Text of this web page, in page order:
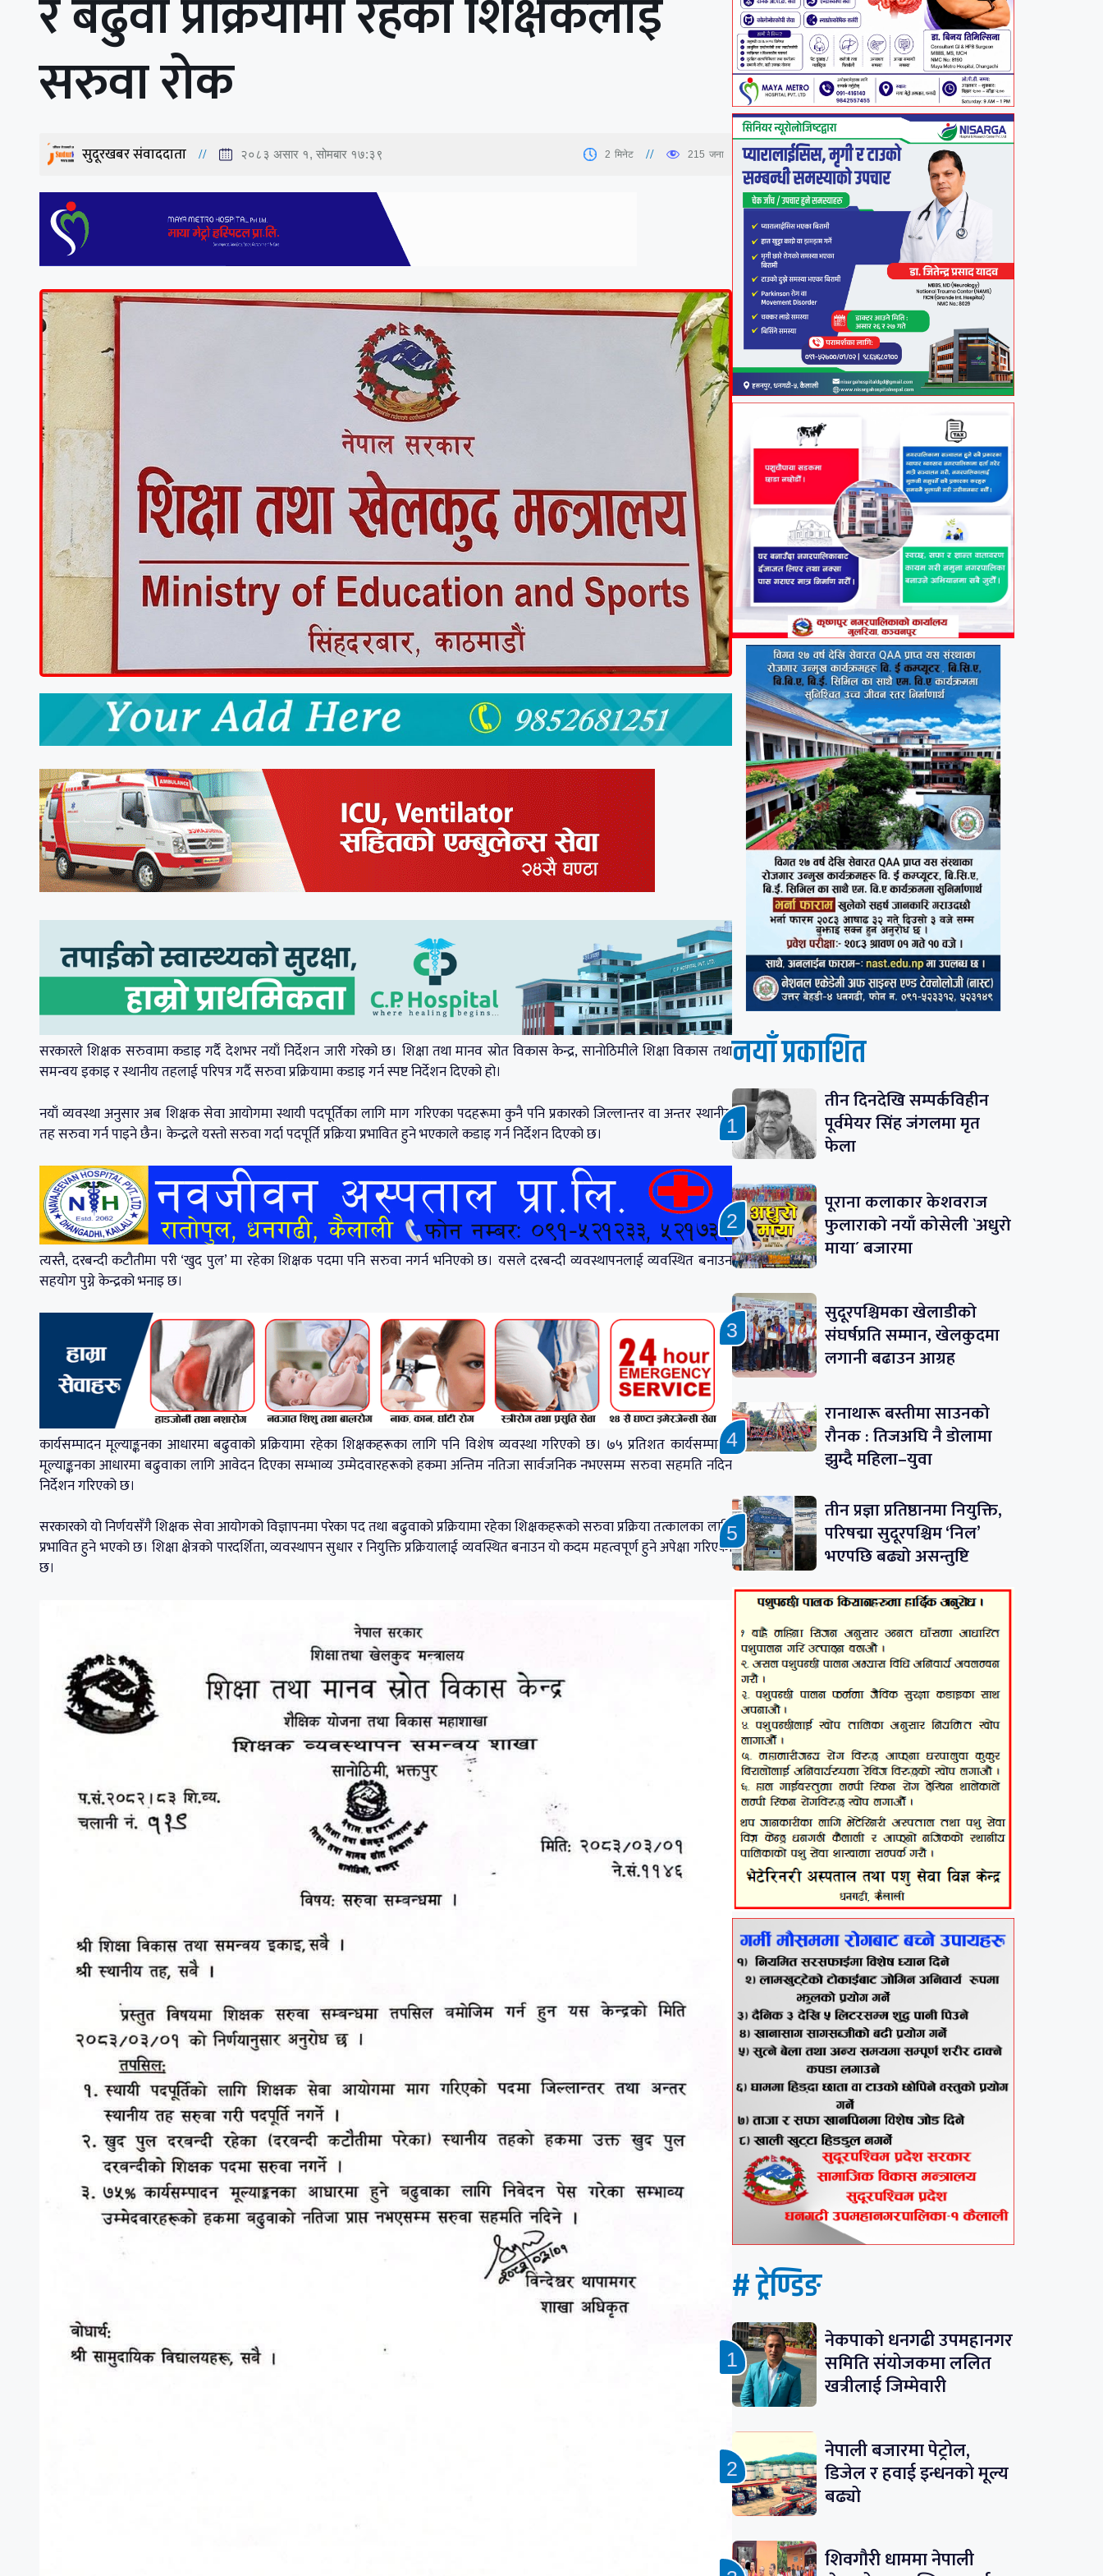
र बढुवा प्रक्रियामा रहेका शिक्षकलाई
सरुवा रोक
सुदूरखबर संवाददाता २०८३ असार १, सोमबार १७:३९ 2 मिनेट 215 जना
सरकारले शिक्षक सरुवामा कडाइ गर्दै देशभर नयाँ निर्देशन जारी गरेको छ। शिक्षा तथा मानव स्रोत विकास केन्द्र, सानोठिमीले शिक्षा विकास तथा
समन्वय इकाइ र स्थानीय तहलाई परिपत्र गर्दै सरुवा प्रक्रियामा कडाइ गर्न स्पष्ट निर्देशन दिएको हो।
नयाँ व्यवस्था अनुसार अब शिक्षक सेवा आयोगमा स्थायी पदपूर्तिका लागि माग गरिएका पदहरूमा कुनै पनि प्रकारको जिल्लान्तर वा अन्तर स्थानीय
तह सरुवा गर्न पाइने छैन। केन्द्रले यस्तो सरुवा गर्दा पदपूर्ति प्रक्रिया प्रभावित हुने भएकाले कडाइ गर्न निर्देशन दिएको छ।
त्यस्तै, दरबन्दी कटौतीमा परी ‘खुद पुल’ मा रहेका शिक्षक पदमा पनि सरुवा नगर्न भनिएको छ। यसले दरबन्दी व्यवस्थापनलाई व्यवस्थित बनाउन
सहयोग पुग्ने केन्द्रको भनाइ छ।
कार्यसम्पादन मूल्याङ्कनका आधारमा बढुवाको प्रक्रियामा रहेका शिक्षकहरूका लागि पनि विशेष व्यवस्था गरिएको छ। ७५ प्रतिशत कार्यसम्पादन
मूल्याङ्कनका आधारमा बढुवाका लागि आवेदन दिएका सम्भाव्य उम्मेदवारहरूको हकमा अन्तिम नतिजा सार्वजनिक नभएसम्म सरुवा सहमति नदिन
निर्देशन गरिएको छ।
सरकारको यो निर्णयसँगै शिक्षक सेवा आयोगको विज्ञापनमा परेका पद तथा बढुवाको प्रक्रियामा रहेका शिक्षकहरूको सरुवा प्रक्रिया तत्कालका लागि
प्रभावित हुने भएको छ। शिक्षा क्षेत्रको पारदर्शिता, व्यवस्थापन सुधार र नियुक्ति प्रक्रियालाई व्यवस्थित बनाउन यो कदम महत्वपूर्ण हुने अपेक्षा गरिएको
छ।
नयाँ प्रकाशित
तीन दिनदेखि सम्पर्कविहीन
पूर्वमेयर सिंह जंगलमा मृत
फेला
पूराना कलाकार केशवराज
फुलाराको नयाँ कोसेली `अधुरो
माया´ बजारमा
सुदूरपश्चिमका खेलाडीको
संघर्षप्रति सम्मान, खेलकुदमा
लगानी बढाउन आग्रह
रानाथारू बस्तीमा साउनको
रौनक : तिजअघि नै डोलामा
झुम्दै महिला–युवा
तीन प्रज्ञा प्रतिष्ठानमा नियुक्ति,
परिषद्मा सुदूरपश्चिम ‘निल’
भएपछि बढ्यो असन्तुष्टि
# ट्रेण्डिङ
नेकपाको धनगढी उपमहानगर
समिति संयोजकमा ललित
खत्रीलाई जिम्मेवारी
नेपाली बजारमा पेट्रोल,
डिजेल र हवाई इन्धनको मूल्य
बढ्यो
शिवगौरी धाममा नेपाली